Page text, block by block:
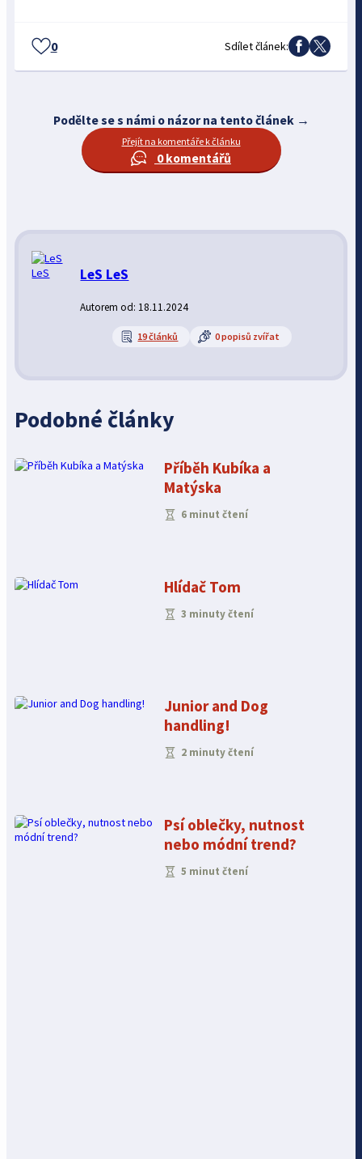
0 Sdílet článek:
Podělte se s námi o názor na tento článek →
Přejít na komentáře k článku
0 komentářů
LeS LeS
Autorem od: 18.11.2024
19 článků 0 popisů zvířat
Podobné články
Příběh Kubíka a
Matýska
6 minut čtení
Hlídač Tom
3 minuty čtení
Junior and Dog
handling!
2 minuty čtení
Psí oblečky, nutnost
nebo módní trend?
5 minut čtení